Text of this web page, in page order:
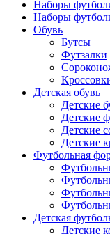
Наборы
Наборы
Обувь
Бутсы
Футзалки
Детская обувь
Детские
Детские
Детские
Детские
Футбольная
Детская
Детские